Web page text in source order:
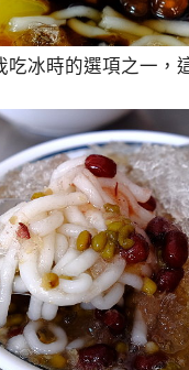
吃冰時的選項之一，